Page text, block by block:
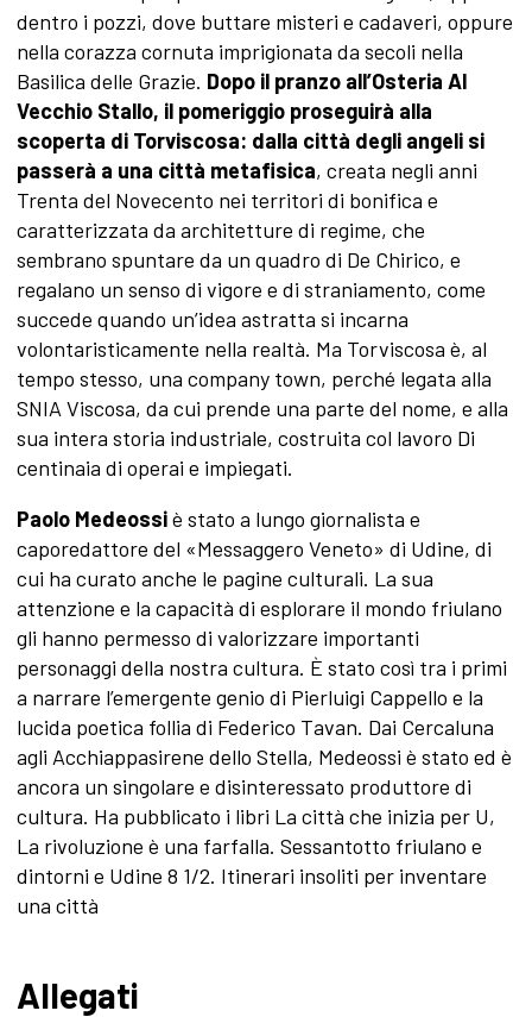
dentro i pozzi, dove buttare misteri e cadaveri, oppure
nella corazza cornuta imprigionata da secoli nella
Basilica delle Grazie. Dopo il pranzo all’Osteria Al
Vecchio Stallo, il pomeriggio proseguirà alla
scoperta di Torviscosa: dalla città degli angeli si
passerà a una città metafisica, creata negli anni
Trenta del Novecento nei territori di bonifica e
caratterizzata da architetture di regime, che
sembrano spuntare da un quadro di De Chirico, e
regalano un senso di vigore e di straniamento, come
succede quando un’idea astratta si incarna
volontaristicamente nella realtà. Ma Torviscosa è, al
tempo stesso, una company town, perché legata alla
SNIA Viscosa, da cui prende una parte del nome, e alla
sua intera storia industriale, costruita col lavoro Di
centinaia di operai e impiegati.
Paolo Medeossiè stato a lungo giornalista e
caporedattore del «Messaggero Veneto» di Udine, di
cui ha curato anche le pagine culturali. La sua
attenzione e la capacità di esplorare il mondo friulano
gli hanno permesso di valorizzare importanti
personaggi della nostra cultura. È stato così tra i primi
a narrare l’emergente genio di Pierluigi Cappello e la
lucida poetica follia di Federico Tavan. Dai Cercaluna
agli Acchiappasirene dello Stella, Medeossi è stato ed è
ancora un singolare e disinteressato produttore di
cultura. Ha pubblicato i libri La città che inizia per U,
La rivoluzione è una farfalla. Sessantotto friulano e
dintorni e Udine 8 1/2. Itinerari insoliti per inventare
una città
Allegati